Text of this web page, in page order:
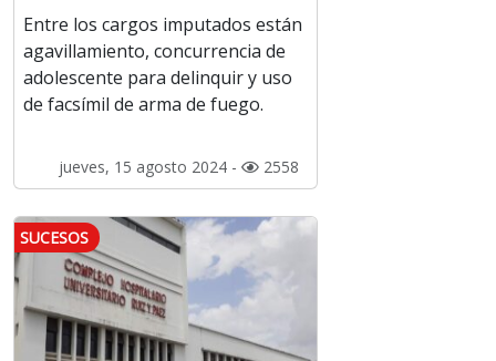
Entre los cargos imputados están
agavillamiento, concurrencia de
adolescente para delinquir y uso
de facsímil de arma de fuego.
jueves, 15 agosto 2024 - 2558
SUCESOS